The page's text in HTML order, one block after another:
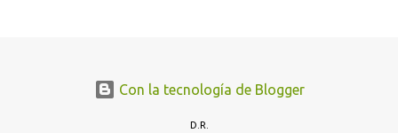
Con la tecnología de Blogger
D.R.